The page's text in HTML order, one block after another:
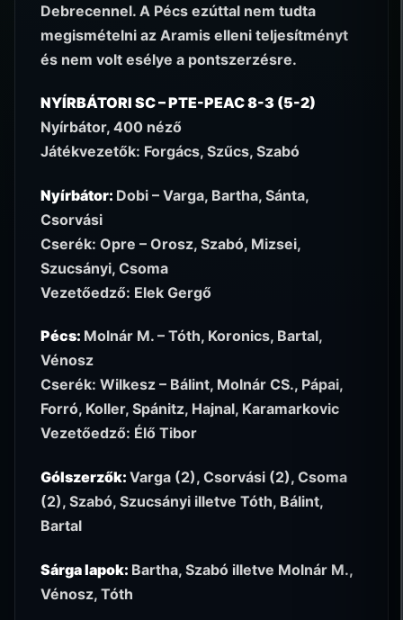
Debrecennel. A Pécs ezúttal nem tudta
megismételni az Aramis elleni teljesítményt
és nem volt esélye a pontszerzésre.
NYÍRBÁTORI SC – PTE-PEAC 8-3 (5-2)
Nyírbátor, 400 néző
Játékvezetők: Forgács, Szűcs, Szabó
Nyírbátor: Dobi – Varga, Bartha, Sánta,
Csorvási
Cserék: Opre – Orosz, Szabó, Mizsei,
Szucsányi, Csoma
Vezetőedző: Elek Gergő
Pécs: Molnár M. – Tóth, Koronics, Bartal,
Vénosz
Cserék: Wilkesz – Bálint, Molnár CS., Pápai,
Forró, Koller, Spánitz, Hajnal, Karamarkovic
Vezetőedző: Élő Tibor
Gólszerzők: Varga (2), Csorvási (2), Csoma
(2), Szabó, Szucsányi illetve Tóth, Bálint,
Bartal
Sárga lapok: Bartha, Szabó illetve Molnár M.,
Vénosz, Tóth